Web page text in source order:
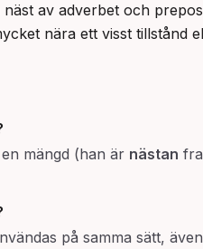
av adverbet och
nära ett visst tillstånd
mängd (han är nästan
på samma sätt,